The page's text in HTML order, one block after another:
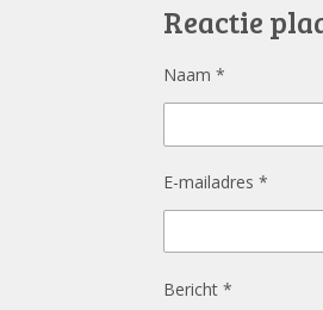
o
Reactie
Naam *
E-mailadres *
Bericht *